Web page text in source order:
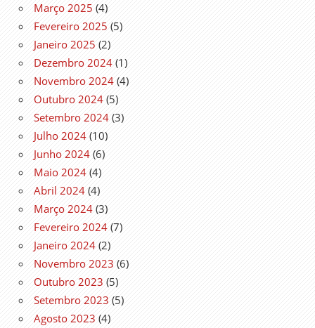
Março 2025 (4)
Fevereiro 2025 (5)
Janeiro 2025 (2)
Dezembro 2024 (1)
Novembro 2024 (4)
Outubro 2024 (5)
Setembro 2024 (3)
Julho 2024 (10)
Junho 2024 (6)
Maio 2024 (4)
Abril 2024 (4)
Março 2024 (3)
Fevereiro 2024 (7)
Janeiro 2024 (2)
Novembro 2023 (6)
Outubro 2023 (5)
Setembro 2023 (5)
Agosto 2023 (4)